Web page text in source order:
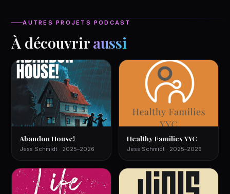
AUTRES PROJETS PODCAST
À découvriraussi
Abandon House!
Jess Schmidt · 2025–2026
Healthy Families YYC
Jess Schmidt · 2025–2026